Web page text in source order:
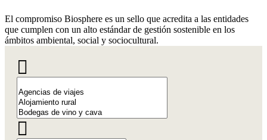
El compromiso Biosphere es un sello que acredita a las entidades
que cumplen con un alto estándar de gestión sostenible en los
ámbitos ambiental, social y sociocultural.